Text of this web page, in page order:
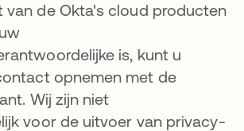
van de Okta's cloud producten
is, kunt u
opnemen met de
Wij zijn niet
voor de uitvoer van privacy-